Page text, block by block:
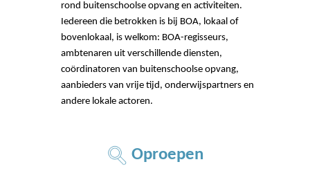
rond buitenschoolse opvang en activiteiten.
Iedereen die betrokken is bij BOA, lokaal of
bovenlokaal, is welkom: BOA-regisseurs,
ambtenaren uit verschillende diensten,
coördinatoren van buitenschoolse opvang,
aanbieders van vrije tijd, onderwijspartners en
andere lokale actoren.
Oproepen